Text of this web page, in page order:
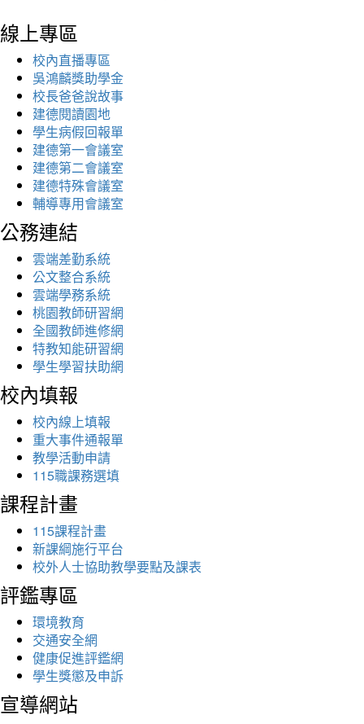
線上專區
校內直播專區
吳鴻麟獎助學金
校長爸爸說故事
建德閱讀園地
學生病假回報單
建德第一會議室
建德第二會議室
建德特殊會議室
輔導專用會議室
公務連結
雲端差勤系統
公文整合系統
雲端學務系統
桃園教師研習網
全國教師進修網
特教知能研習網
學生學習扶助網
校內填報
校內線上填報
重大事件通報單
教學活動申請
115職課務選填
課程計畫
115課程計畫
新課綱施行平台
校外人士協助教學要點及課表
評鑑專區
環境教育
交通安全網
健康促進評鑑網
學生獎懲及申訴
宣導網站